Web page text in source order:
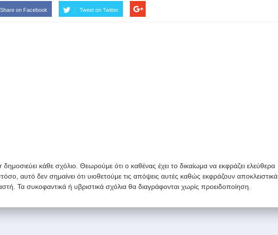
Share on Facebook Tweet on Twitter
κάθε σχόλιο. Θεωρούμε ότι ο καθένας έχει το δικαίωμα να εκφράζει ελεύθερα
αυτό δεν σημαίνει ότι υιοθετούμε τις απόψεις αυτές καθώς εκφράζουν αποκλειστικά
Τα συκοφαντικά ή υβριστικά σχόλια θα διαγράφονται χωρίς προειδοποίηση.